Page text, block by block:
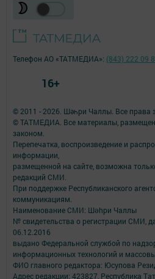
© 2011 - 2026. Шәһри Чаллы. Все права
© ТАТМЕДИА. Все материалы,
законом.
Перепечатка, воспроизведение и
информации,
размещенной на сайте, возможна
редакций СМИ.
При поддержке Республиканского
коммуникациям.
Наименование СМИ: Шəhри Чаллы
№ свидетельства о регистрации СМИ,
06.12.2016
выдано Федеральной службой по
информационных технологий и
ФИО главного редактора: Юсупова
Адрес редакции: 423827, Республика
Телефон АО «ТАТМЕДИА»: (843) 222 09
16+